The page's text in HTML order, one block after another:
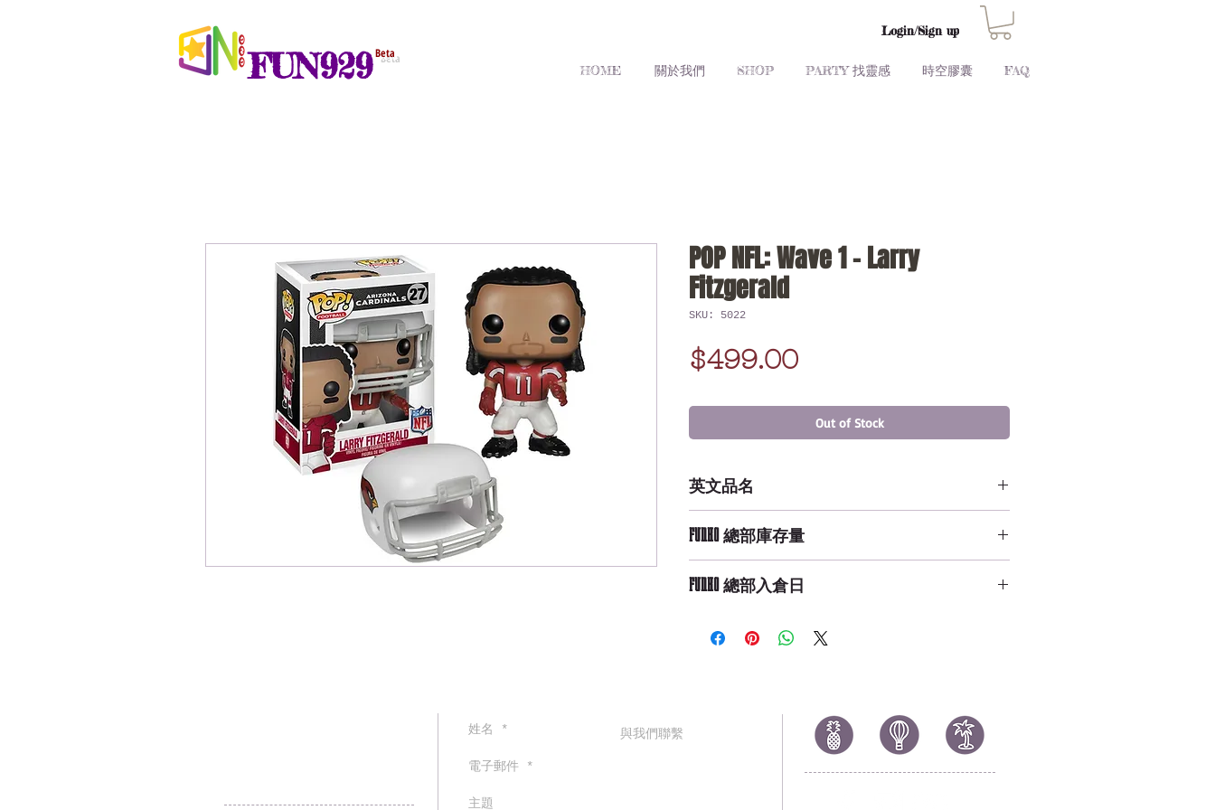
Beta
FUN929
Login/Sign up
HOME 關於我們 SHOP PARTY 找靈感 時空膠囊 FAQ
POP NFL: Wave 1 - Larry
Fitzgerald
SKU: 5022
$499.00Price
Out of Stock
英文品名
FUNKO 總部庫存量
FUNKO 總部入倉日